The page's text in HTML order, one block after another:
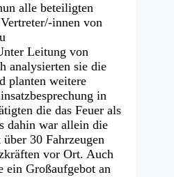
alle beteiligten
innen von
Leitung von
analysierten sie die
planten weitere
in
die das Feuer als
dahin war allein die
30 Fahrzeugen
vor Ort. Auch
ein Großaufgebot an